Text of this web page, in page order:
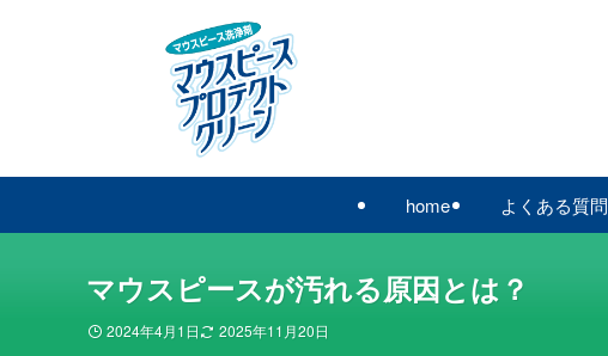
home よくある質問
マウスピースが汚れる原因とは？
2024年4月1日 2025年11月20日